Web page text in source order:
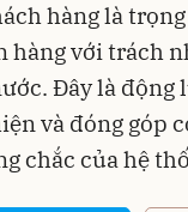
hàng là
hàng với trách
Đây là động
và đóng góp
chắc của hệ